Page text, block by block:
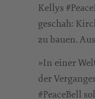
Kellys
geschah:
zu bauen.
»In einer
der
#PeaceBell